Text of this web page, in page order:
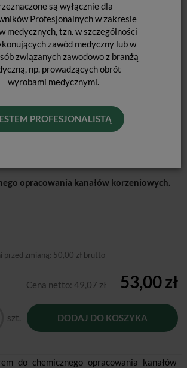
są wyłącznie dla
Profesjonalnych w zakresie
medycznych, tzn. w szczególności
zawód medyczny lub w
związanych zawodowo z branżą
np. prowadzących obrót
wyrobami medycznymi.
PROFESJONALISTĄ
/ 5,5G
opracowania kanałów korzeniowych.
przed zmianą: 50,00 zł brutto
Cena netto: 49,07 zł 53,00 zł
szt. DODAJ DO KOSZYKA
do chemicznego opracowania kanałów